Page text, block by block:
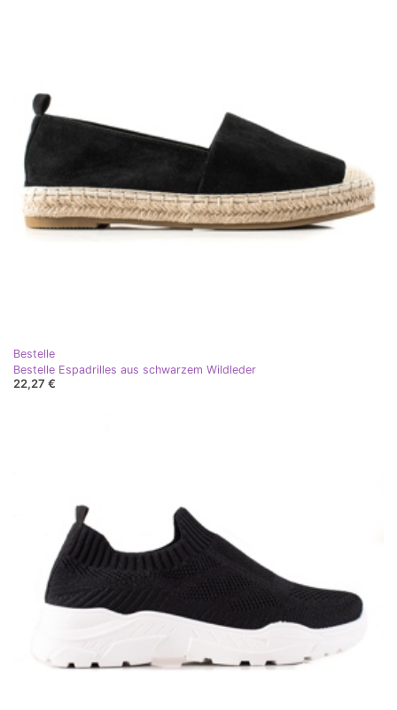
Bestelle
Bestelle Espadrilles aus schwarzem Wildleder
22,27 €